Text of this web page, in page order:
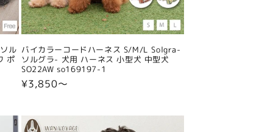
ル
ポ
バイカラーコードハーネス S/M/L Solgra-
ソルグラ- 犬用 ハーネス 小型犬 中型犬
SO22AW so169197-1
通
格
¥3,850〜